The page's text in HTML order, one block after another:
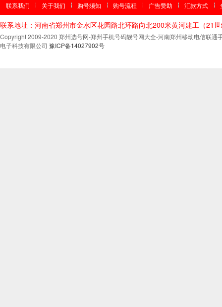
联系我们 关于我们 购号须知 购号流程 广告赞助 汇款方式
联系地址：河南省郑州市金水区花园路北环路向北200米黄河建工（21
Copyright 2009-2020 郑州选号网-郑州手机号码靓号网大全-河南郑州移动电信联通
电子科技有限公司 豫ICP备14027902号